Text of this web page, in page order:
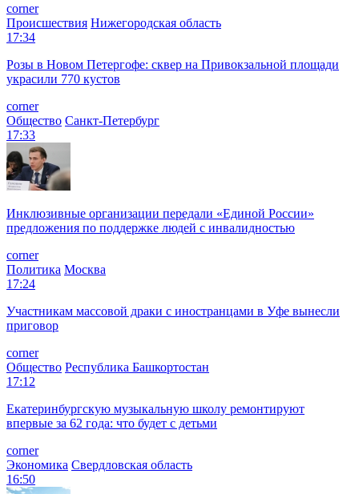
corner
Происшествия Нижегородская область
17:34
Розы в Новом Петергофе: сквер на Привокзальной площади
украсили 770 кустов
corner
Общество Санкт-Петербург
17:33
Инклюзивные организации передали «Единой России»
предложения по поддержке людей с инвалидностью
corner
Политика Москва
17:24
Участникам массовой драки с иностранцами в Уфе вынесли
приговор
corner
Общество Республика Башкортостан
17:12
Екатеринбургскую музыкальную школу ремонтируют
впервые за 62 года: что будет с детьми
corner
Экономика Свердловская область
16:50